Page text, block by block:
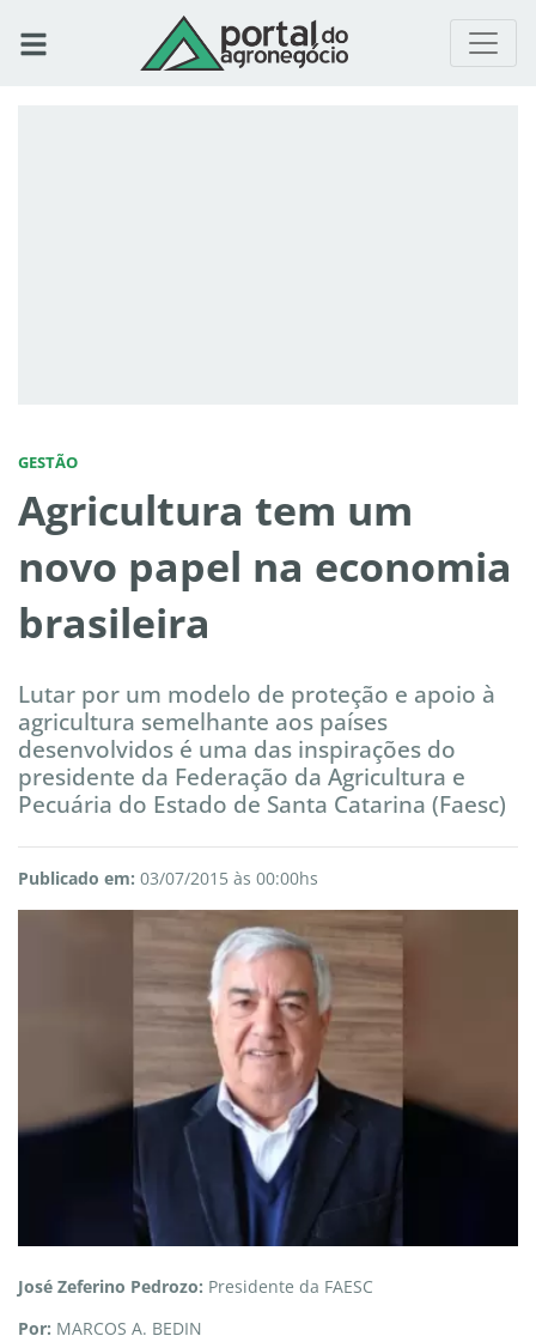
GESTÃO
Agricultura tem um
novo papel na economia
brasileira
Lutar por um modelo de proteção e apoio à
agricultura semelhante aos países
desenvolvidos é uma das inspirações do
presidente da Federação da Agricultura e
Pecuária do Estado de Santa Catarina (Faesc)
Publicado em: 03/07/2015 às 00:00hs
José Zeferino Pedrozo: Presidente da FAESC
Por: MARCOS A. BEDIN